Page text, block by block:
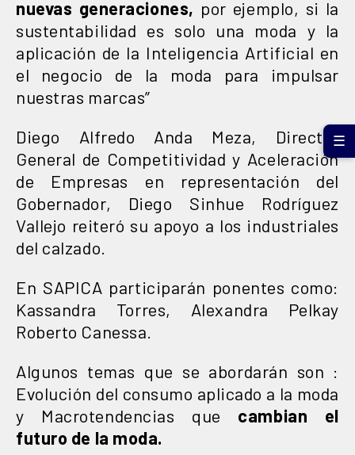
nuevas generaciones, por ejemplo, si la
sustentabilidad es solo una moda y la
aplicación de la Inteligencia Artificial en
el negocio de la moda para impulsar
nuestras marcas”
Diego Alfredo Anda Meza, Director
General de Competitividad y Aceleración
de Empresas en representación del
Gobernador, Diego Sinhue Rodríguez
Vallejo reiteró su apoyo a los industriales
del calzado.
En SAPICA participarán ponentes como:
Kassandra Torres, Alexandra Pelkay
Roberto Canessa.
Algunos temas que se abordarán son :
Evolución del consumo aplicado a la moda
y Macrotendencias que cambian el
futuro de la moda.
☰